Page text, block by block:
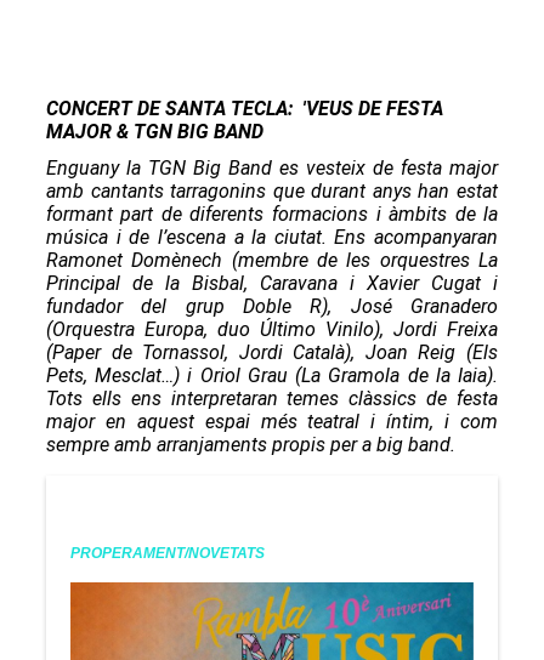
CONCERT DE SANTA TECLA: 'VEUS DE FESTA
MAJOR & TGN BIG BAND
Enguany la TGN Big Band es vesteix de festa major
amb cantants tarragonins que durant anys han estat
formant part de diferents formacions i àmbits de la
música i de l’escena a la ciutat. Ens acompanyaran
Ramonet Domènech (membre de les orquestres La
Principal de la Bisbal, Caravana i Xavier Cugat i
fundador del grup Doble R), José Granadero
(Orquestra Europa, duo Último Vinilo), Jordi Freixa
(Paper de Tornassol, Jordi Català), Joan Reig (Els
Pets, Mesclat…) i Oriol Grau (La Gramola de la Iaia).
Tots ells ens interpretaran temes clàssics de festa
major en aquest espai més teatral i íntim, i com
sempre amb arranjaments propis per a big band.
PROPERAMENT/NOVETATS